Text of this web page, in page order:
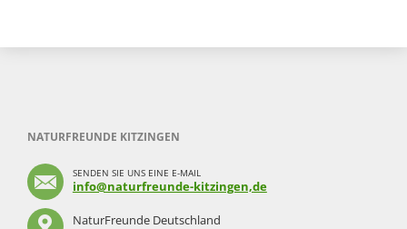
NATURFREUNDE KITZINGEN
SENDEN SIE UNS EINE E-MAIL
info@naturfreunde-kitzingen,de
NaturFreunde Deutschland